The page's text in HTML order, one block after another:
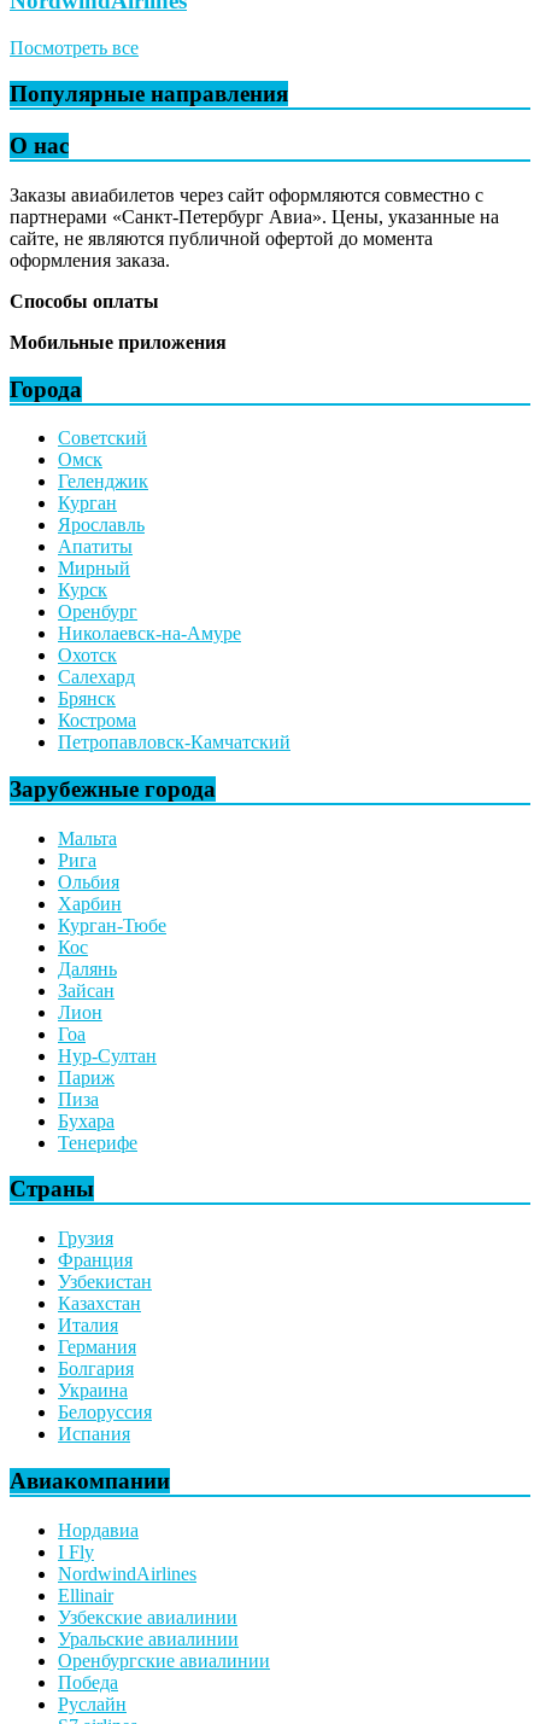
Посмотреть все
Популярные направления
О нас
Заказы авиабилетов через сайт оформляются совместно с
партнерами «Санкт-Петербург Авиа». Цены, указанные на
сайте, не являются публичной офертой до момента
оформления заказа.
Способы оплаты
Мобильные приложения
Города
Советский
Омск
Геленджик
Курган
Ярославль
Апатиты
Мирный
Курск
Оренбург
Николаевск-на-Амуре
Охотск
Салехард
Брянск
Кострома
Петропавловск-Камчатский
Зарубежные города
Мальта
Рига
Ольбия
Харбин
Курган-Тюбе
Кос
Далянь
Зайсан
Лион
Гоа
Нур-Султан
Париж
Пиза
Бухара
Тенерифе
Страны
Грузия
Франция
Узбекистан
Казахстан
Италия
Германия
Болгария
Украина
Белоруссия
Испания
Авиакомпании
Нордавиа
I Fly
NordwindAirlines
Ellinair
Узбекские авиалинии
Уральские авиалинии
Оренбургские авиалинии
Победа
Руслайн